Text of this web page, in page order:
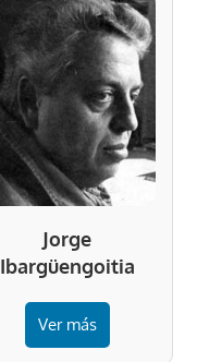
Jorge
Ibargüengoitia
Ver más